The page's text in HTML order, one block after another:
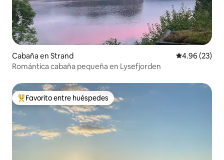
Cabaña en Strand Calificación
4.96 (23)
Romántica cabaña pequeña en Lysefjorden
Favorito entre huéspedes preferido
Favorito entre huéspedes